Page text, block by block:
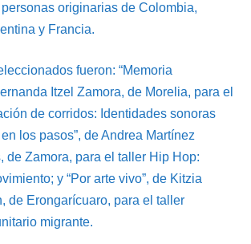
originarias de Colombia,
y Francia.
fueron: “Memoria
Itzel Zamora, de Morelia, para el
de corridos: Identidades sonoras
los pasos”, de Andrea Martínez
de Zamora, para el taller Hip Hop:
y “Por arte vivo”, de Kitzia
de Erongarícuaro, para el taller
migrante.